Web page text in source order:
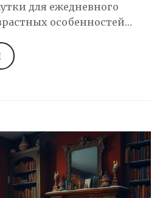
для ежедневного
особенностей
и созданию
для чтения. Чтение